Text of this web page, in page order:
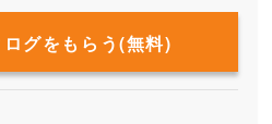
グをもらう(無料)